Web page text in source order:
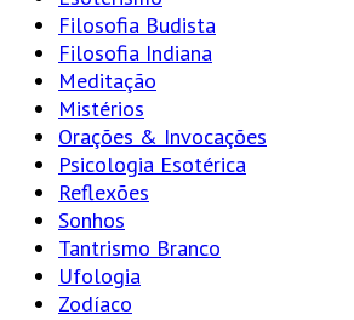
Filosofia Budista
Filosofia Indiana
Meditação
Mistérios
Orações & Invocações
Psicologia Esotérica
Reflexões
Sonhos
Tantrismo Branco
Ufologia
Zodíaco